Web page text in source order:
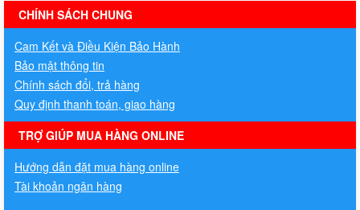
hermes handbags outlet online
CHÍNH SÁCH CHUNG
Cam Kết và Điều Kiện Bảo Hành
Bảo mật thông tin
Chính sách đổi, trả hàng
Quy định thanh toán, giao hàng
TRỢ GIÚP MUA HÀNG ONLINE
Hướng dẫn đặt mua hàng online
Tài khoản ngân hàng